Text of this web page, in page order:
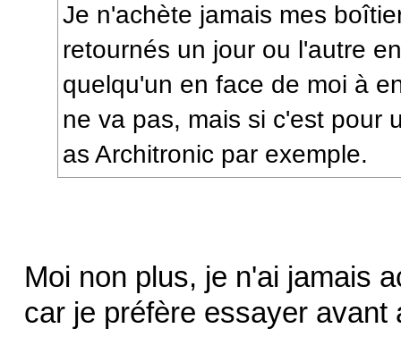
Je n'achète jamais mes
retournés un jour ou l'autre
quelqu'un en face de moi à
ne va pas, mais si c'est pour
as Architronic par exemple.
Moi non plus, je n'ai jamais
car je préfère essayer avant